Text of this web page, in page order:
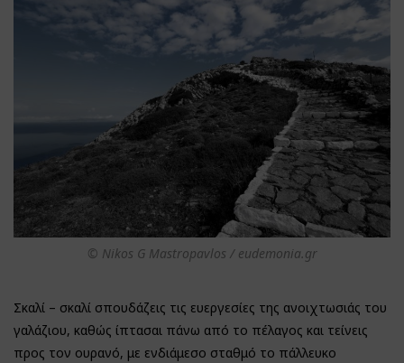
© Nikos G Mastropavlos / eudemonia.gr
Σκαλί – σκαλί σπουδάζεις τις ευεργεσίες της ανοιχτωσιάς του
γαλάζιου, καθώς ίπτασαι πάνω από το πέλαγος και τείνεις
προς τον ουρανό, με ενδιάμεσο σταθμό το πάλλευκο